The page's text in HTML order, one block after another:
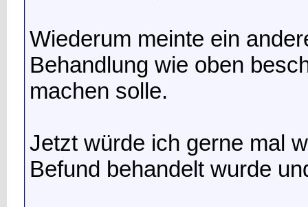
Wiederum meinte ein
Behandlung wie oben
machen solle.
Jetzt würde ich gerne mal
Befund behandelt wurde